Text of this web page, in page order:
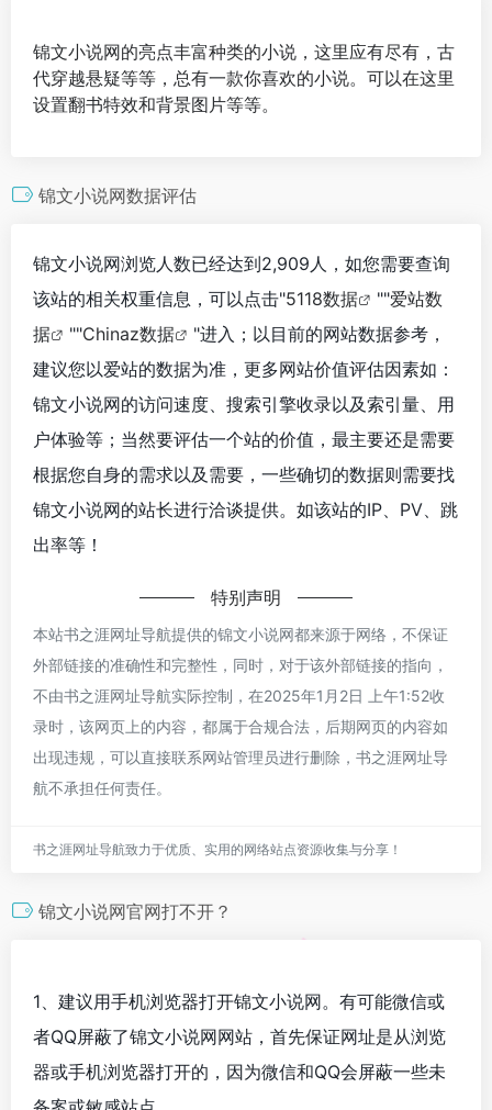
锦文小说网的亮点丰富种类的小说，这里应有尽有，古
代穿越悬疑等等，总有一款你喜欢的小说。可以在这里
设置翻书特效和背景图片等等。
锦文小说网数据评估
锦文小说网浏览人数已经达到2,909人，如您需要查询
该站的相关权重信息，可以点击"5118数据 ""爱站数
据
""Chinaz数据
"进入；以目前的网站数据参考，
建议您以爱站的数据为准，更多网站价值评估因素如：
锦文小说网的访问速度、搜索引擎收录以及索引量、用
户体验等；当然要评估一个站的价值，最主要还是需要
根据您自身的需求以及需要，一些确切的数据则需要找
锦文小说网的站长进行洽谈提供。如该站的IP、PV、跳
出率等！
特别声明
本站书之涯网址导航提供的锦文小说网都来源于网络，不保证
外部链接的准确性和完整性，同时，对于该外部链接的指向，
不由书之涯网址导航实际控制，在2025年1月2日 上午1:52收
录时，该网页上的内容，都属于合规合法，后期网页的内容如
出现违规，可以直接联系网站管理员进行删除，书之涯网址导
航不承担任何责任。
书之涯网址导航致力于优质、实用的网络站点资源收集与分享！
锦文小说网官网打不开？
1、建议用手机浏览器打开锦文小说网。有可能微信或
者QQ屏蔽了锦文小说网网站，首先保证网址是从浏览
器或手机浏览器打开的，因为微信和QQ会屏蔽一些未